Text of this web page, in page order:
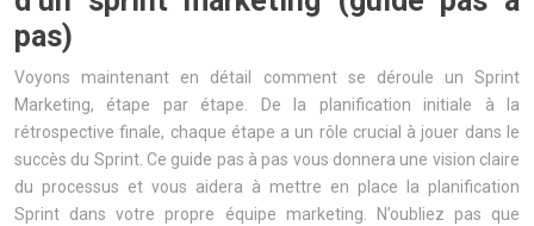
pas)
Voyons maintenant en détail comment se déroule un Sprint
Marketing, étape par étape. De la planification initiale à la
rétrospective finale, chaque étape a un rôle crucial à jouer dans le
succès du Sprint. Ce guide pas à pas vous donnera une vision claire
du processus et vous aidera à mettre en place la planification
Sprint dans votre propre équipe marketing. N’oubliez pas que